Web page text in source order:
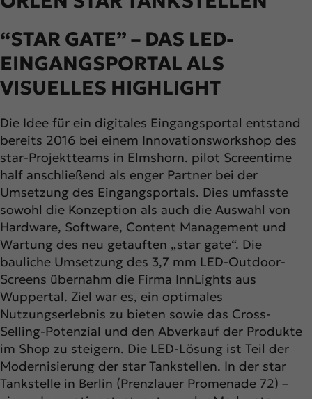
“STAR GATE” – DAS LED-
EINGANGSPORTAL ALS
VISUELLES HIGHLIGHT
Die Idee für ein digitales Eingangsportal entstand
bereits 2016 bei einem Innovationsworkshop des
star-Projektteams in Elmshorn. pilot Screentime
half anschließend als enger Partner bei der
Umsetzung des Eingangsportals. Dies umfasste
sowohl die Konzeption als auch die Auswahl von
Hardware, Software, Content Management und
Wartung des neu getauften „star gate“. Die
bauliche Umsetzung des 3,7 mm LED-Outdoor-
Screens übernahm die Firma InnLights aus
Wuppertal. Ziel war es, ein optimales
Nutzungserlebnis zu bieten sowie das Cross-
Selling-Potenzial und den Abverkauf der Produkte
im Shop zu steigern. Die LED-Lösung ist Teil der
Modernisierung der star Tankstellen. In der star
Tankstelle in Berlin (Prenzlauer Promenade 72) –